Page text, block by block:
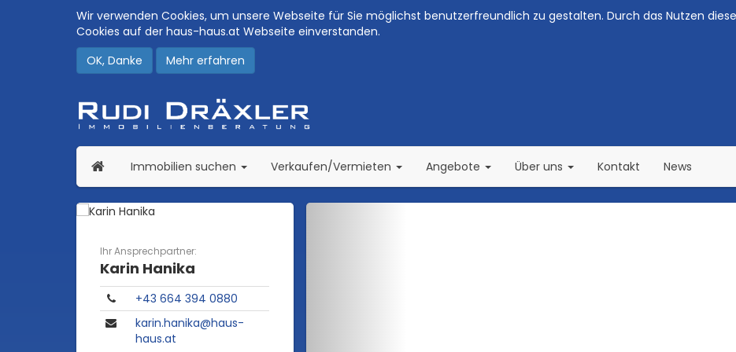
Wir verwenden Cookies, um unsere Webseite für Sie möglichst benutzerfreundlich zu gestalten. Durch das Nutzen
Cookies auf der haus-haus.at Webseite einverstanden.
OK, Danke
Mehr erfahren
Immobilien suchen (current)Verkaufen/Vermieten (current)Angebote Über uns (current)Kontakt News
Ihr Ansprechpartner:
Karin Hanika
​+43 664 394 0880
karin.hanika@haus-
haus.at